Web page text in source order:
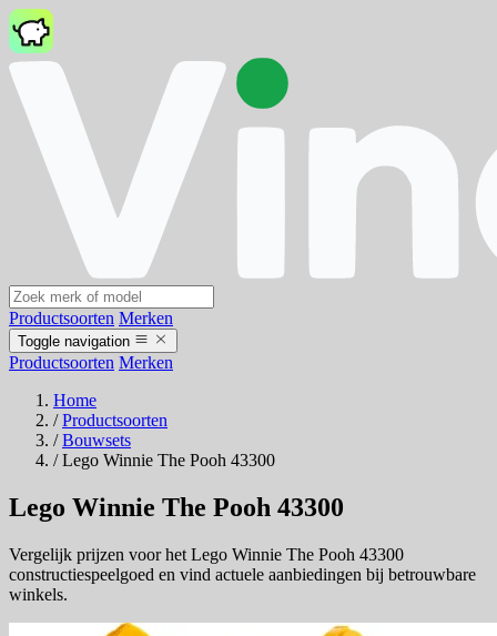
Productsoorten Merken
Toggle navigation
Productsoorten Merken
Home
/ Productsoorten
/ Bouwsets
/ Lego Winnie The Pooh 43300
Lego Winnie The Pooh 43300
Vergelijk prijzen voor het Lego Winnie The Pooh 43300
constructiespeelgoed en vind actuele aanbiedingen bij betrouwbare
winkels.